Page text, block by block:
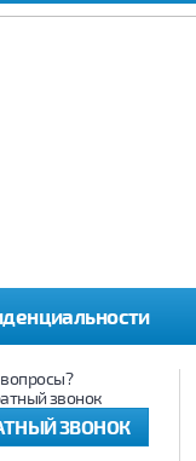
звонок
ЗВОНОК